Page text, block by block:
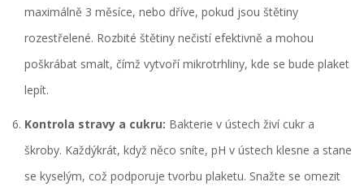
maximálně 3 měsíce, nebo dříve, pokud jsou štětiny
rozestřelené. Rozbité štětiny nečistí efektivně a mohou
poškrábat smalt, čímž vytvoří mikrotrhliny, kde se bude plaket
lepít.
Kontrola stravy a cukru: Bakterie v ústech živí cukr a
škroby. Každýkrát, když něco sníte, pH v ústech klesne a stane
se kyselým, což podporuje tvorbu plaketu. Snažte se omezit